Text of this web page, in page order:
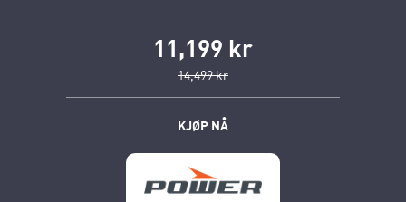
11,199 kr
14,499 kr
KJØP NÅ